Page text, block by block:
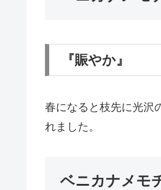
『賑やか』
春になると枝先に光沢
れました。
ベニカナメモ